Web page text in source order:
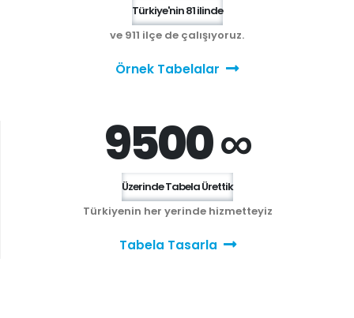
Türkiye'nin 81 ilinde
ve 911 ilçe de çalışıyoruz.
Örnek Tabelalar
9500 ∞
Üzerinde Tabela Ürettik
Türkiyenin her yerinde hizmetteyiz
Tabela Tasarla